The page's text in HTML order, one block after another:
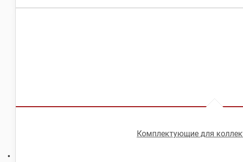
Комплектующие для